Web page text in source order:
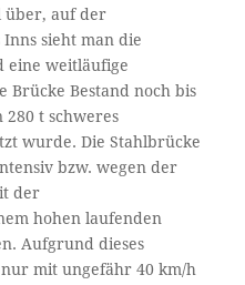
über, auf der
sieht man die
eine weitläufige
Brücke Bestand noch bis
280 t schweres
wurde. Die Stahlbrücke
bzw. wegen der
der
hohen laufenden
Aufgrund dieses
mit ungefähr 40 km/h